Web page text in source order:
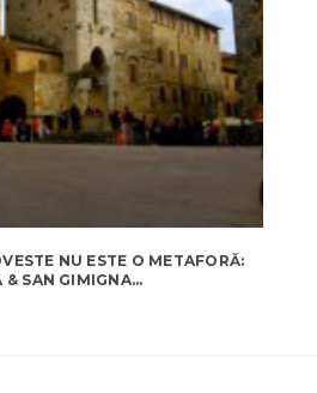
NU ESTE O METAFORĂ:
& SAN GIMIGNA...